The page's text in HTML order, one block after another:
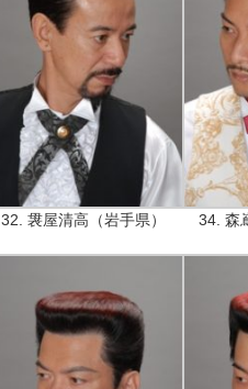
32. 袰屋清高（岩手県） 34. 森